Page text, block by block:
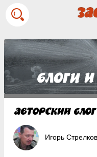
Игорь Стрелков